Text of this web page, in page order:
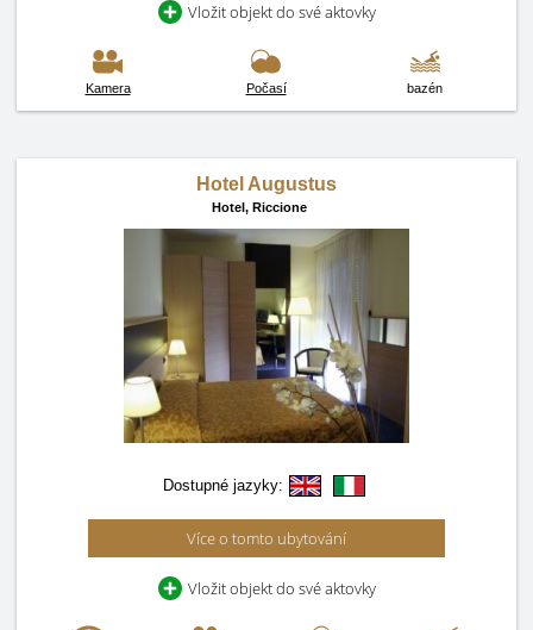
Vložit objekt do své aktovky
Kamera Počasí bazén
Hotel Augustus
Hotel, Riccione
Dostupné jazyky:
Více o tomto ubytování
Vložit objekt do své aktovky